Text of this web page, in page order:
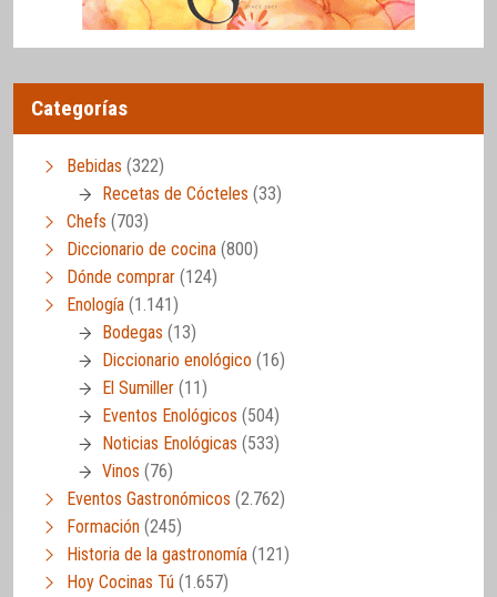
Categorías
Bebidas (322)
Recetas de Cócteles (33)
Chefs (703)
Diccionario de cocina (800)
Dónde comprar (124)
Enología (1.141)
Bodegas (13)
Diccionario enológico (16)
El Sumiller (11)
Eventos Enológicos (504)
Noticias Enológicas (533)
Vinos (76)
Eventos Gastronómicos (2.762)
Formación (245)
Historia de la gastronomía (121)
Hoy Cocinas Tú (1.657)